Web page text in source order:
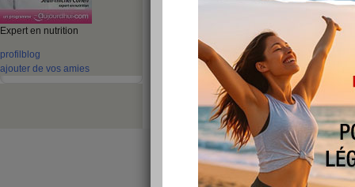
Expert en nutrition
profil blog
ajouter de vos amies
Une petite part
publié le 28/05/2013 à 03:44
Lorsque l’on a la chance de voir la
souvent plaisir à opter pour des repas froids.
préparer, pratiques à transporter et les
souvent comme des repas complets, il faut en
plus près afin qu’elles trouvent leur place au